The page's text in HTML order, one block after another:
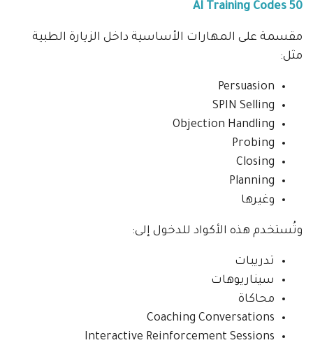
50 AI Training Codes
مقسمة على المهارات الأساسية داخل الزيارة الطبية
مثل:
Persuasion
SPIN Selling
Objection Handling
Probing
Closing
Planning
وغيرها
وتُستخدم هذه الأكواد للدخول إلى:
تدريبات
سيناريوهات
محاكاة
Coaching Conversations
Interactive Reinforcement Sessions